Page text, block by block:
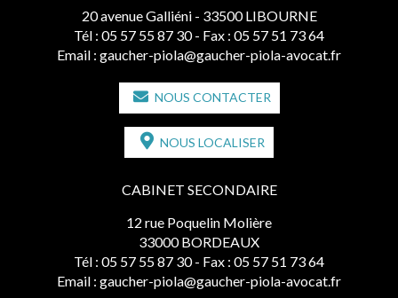
20 avenue Galliéni - 33500 LIBOURNE
Tél : 05 57 55 87 30 - Fax : 05 57 51 73 64
Email : gaucher-piola@gaucher-piola-avocat.fr
NOUS CONTACTER
NOUS LOCALISER
CABINET SECONDAIRE
12 rue Poquelin Molière
33000 BORDEAUX
Tél : 05 57 55 87 30 - Fax : 05 57 51 73 64
Email : gaucher-piola@gaucher-piola-avocat.fr